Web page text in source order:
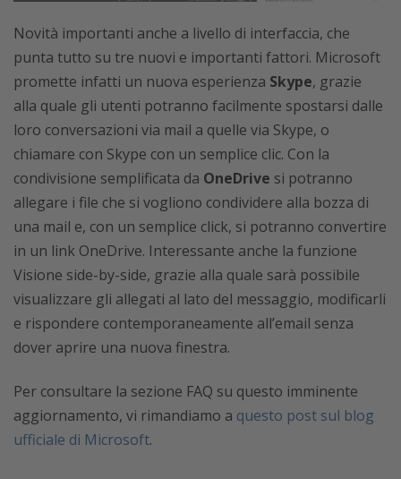
Novità importanti anche a livello di interfaccia, che
punta tutto su tre nuovi e importanti fattori. Microsoft
promette infatti un nuova esperienza Skype, grazie
alla quale gli utenti potranno facilmente spostarsi dalle
loro conversazioni via mail a quelle via Skype, o
chiamare con Skype con un semplice clic. Con la
condivisione semplificata da OneDrive si potranno
allegare i file che si vogliono condividere alla bozza di
una mail e, con un semplice click, si potranno convertire
in un link OneDrive. Interessante anche la funzione
Visione side-by-side, grazie alla quale sarà possibile
visualizzare gli allegati al lato del messaggio, modificarli
e rispondere contemporaneamente all’email senza
dover aprire una nuova finestra.
Per consultare la sezione FAQ su questo imminente
aggiornamento, vi rimandiamo a questo post sul blog
ufficiale di Microsoft.